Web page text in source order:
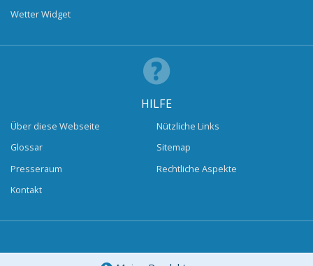
Wetter Widget
HILFE
Über diese Webseite
Glossar
Presseraum
Kontakt
Nützliche Links
Sitemap
Rechtliche Aspekte